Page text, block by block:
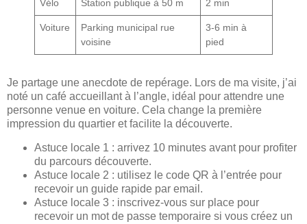
Vélo Station publique à 50 m 2 min
Voiture
Parking municipal rue
voisine
3-6 min à
pied
Je partage une anecdote de repérage. Lors de ma visite, j’ai
noté un café accueillant à l’angle, idéal pour attendre une
personne venue en voiture. Cela change la première
impression du quartier et facilite la découverte.
Astuce locale 1 : arrivez 10 minutes avant pour profiter
du parcours découverte.
Astuce locale 2 : utilisez le code QR à l’entrée pour
recevoir un guide rapide par email.
Astuce locale 3 : inscrivez-vous sur place pour
recevoir un mot de passe temporaire si vous créez un